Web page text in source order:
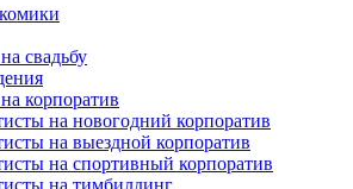
свадьбу
корпоратив
на новогодний корпоратив
на выездной корпоратив
на спортивный корпоратив
на тимбилдинг